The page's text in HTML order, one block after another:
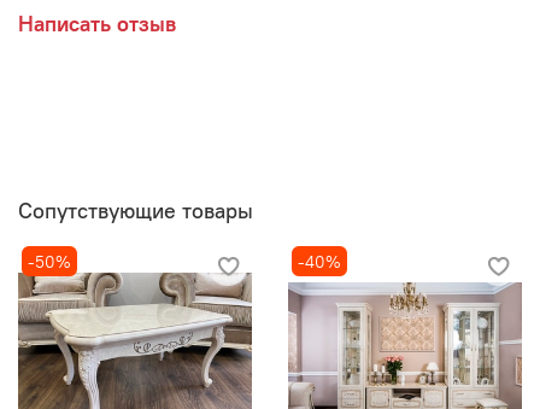
Написать отзыв
Сопутствующие товары
-50% -40%